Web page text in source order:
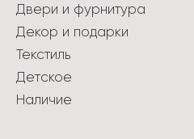
Двери и фурнитура
Декор и подарки
Текстиль
Детское
Наличие